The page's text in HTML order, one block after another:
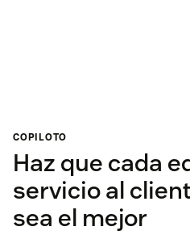
COPILOTO
Haz que cada
servicio al
sea el mejor